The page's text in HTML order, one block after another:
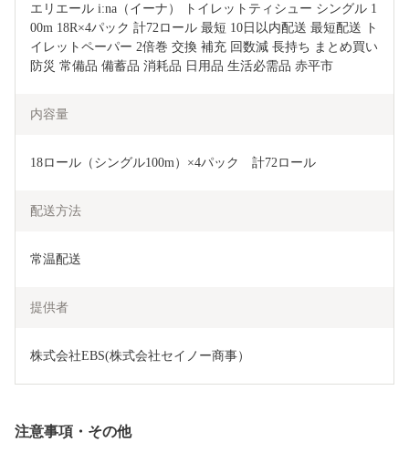
エリエール i:na（イーナ） トイレットティシュー シングル 1
00m 18R×4パック 計72ロール 最短 10日以内配送 最短配送 ト
イレットペーパー 2倍巻 交換 補充 回数減 長持ち まとめ買い
防災 常備品 備蓄品 消耗品 日用品 生活必需品 赤平市
内容量
18ロール（シングル100m）×4パック　計72ロール
配送方法
常温配送
提供者
株式会社EBS(株式会社セイノー商事）
注意事項・その他